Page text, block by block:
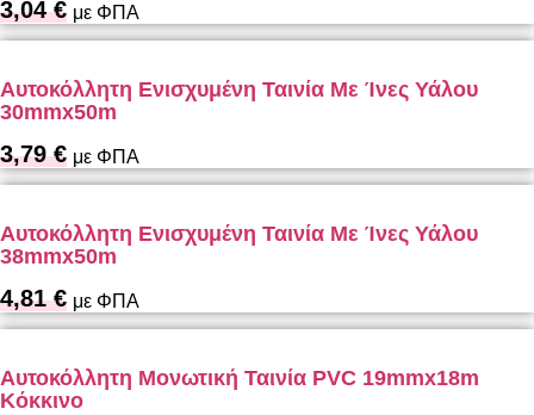
3,04€ με ΦΠΑ
Αυτοκόλλητη Ενισχυμένη Ταινία Με Ίνες Υάλου
30mmx50m
3,79€ με ΦΠΑ
Αυτοκόλλητη Ενισχυμένη Ταινία Με Ίνες Υάλου
38mmx50m
4,81€ με ΦΠΑ
Αυτοκόλλητη Μονωτική Ταινία PVC 19mmx18m
Κόκκινο